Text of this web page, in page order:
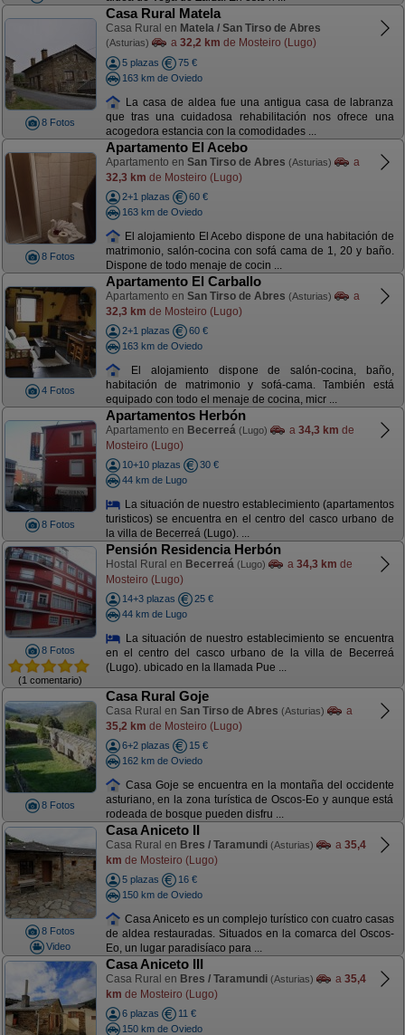
8 Fotos
Casa Rural Matela
Casa Rural en Matela / San Tirso de Abres
(Asturias) a 32,2 km de Mosteiro (Lugo)
5 plazas
75 €
163 km de Oviedo
La casa de aldea fue una antigua casa de labranza
que tras una cuidadosa rehabilitación nos ofrece una
acogedora estancia con la comodidades ...
8 Fotos
Apartamento El Acebo
Apartamento en San Tirso de Abres (Asturias)
a
32,3 km de Mosteiro (Lugo)
2+1 plazas
60 €
163 km de Oviedo
El alojamiento El Acebo dispone de una habitación de
matrimonio, salón-cocina con sofá cama de 1, 20 y baño.
Dispone de todo menaje de cocin ...
4 Fotos
Apartamento El Carballo
Apartamento en San Tirso de Abres (Asturias)
a
32,3 km de Mosteiro (Lugo)
2+1 plazas
60 €
163 km de Oviedo
El alojamiento dispone de salón-cocina, baño,
habitación de matrimonio y sofá-cama. También está
equipado con todo el menaje de cocina, micr ...
8 Fotos
Apartamentos Herbón
Apartamento en Becerreá (Lugo) a 34,3 km de
Mosteiro (Lugo)
10+10 plazas
30 €
44 km de Lugo
La situación de nuestro establecimiento (apartamentos
turisticos) se encuentra en el centro del casco urbano de
la villa de Becerreá (Lugo). ...
8 Fotos
(1 comentario)
Pensión Residencia Herbón
Hostal Rural en Becerreá (Lugo) a 34,3 km de
Mosteiro (Lugo)
14+3 plazas
25 €
44 km de Lugo
La situación de nuestro establecimiento se encuentra
en el centro del casco urbano de la villa de Becerreá
(Lugo). ubicado en la llamada Pue ...
8 Fotos
Casa Rural Goje
Casa Rural en San Tirso de Abres (Asturias)
a
35,2 km de Mosteiro (Lugo)
6+2 plazas
15 €
162 km de Oviedo
Casa Goje se encuentra en la montaña del occidente
asturiano, en la zona turística de Oscos-Eo y aunque está
rodeada de bosque pueden disfru ...
8 Fotos
Video
Casa Aniceto II
Casa Rural en Bres / Taramundi (Asturias) a 35,4
km de Mosteiro (Lugo)
5 plazas
16 €
150 km de Oviedo
Casa Aniceto es un complejo turístico con cuatro casas
de aldea restauradas. Situados en la comarca del Oscos-
Eo, un lugar paradisíaco para ...
Casa Aniceto III
Casa Rural en Bres / Taramundi (Asturias) a 35,4
km de Mosteiro (Lugo)
6 plazas
11 €
150 km de Oviedo